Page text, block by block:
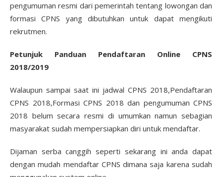
pengumuman resmi dari pemerintah tentang lowongan dan
formasi CPNS yang dibutuhkan untuk dapat mengikuti
rekrutmen.
Petunjuk Panduan Pendaftaran Online CPNS
2018/2019
Walaupun sampai saat ini jadwal CPNS 2018,Pendaftaran
CPNS 2018,Formasi CPNS 2018 dan pengumuman CPNS
2018 belum secara resmi di umumkan namun sebagian
masyarakat sudah mempersiapkan diri untuk mendaftar.
Dijaman serba canggih seperti sekarang ini anda dapat
dengan mudah mendaftar CPNS dimana saja karena sudah